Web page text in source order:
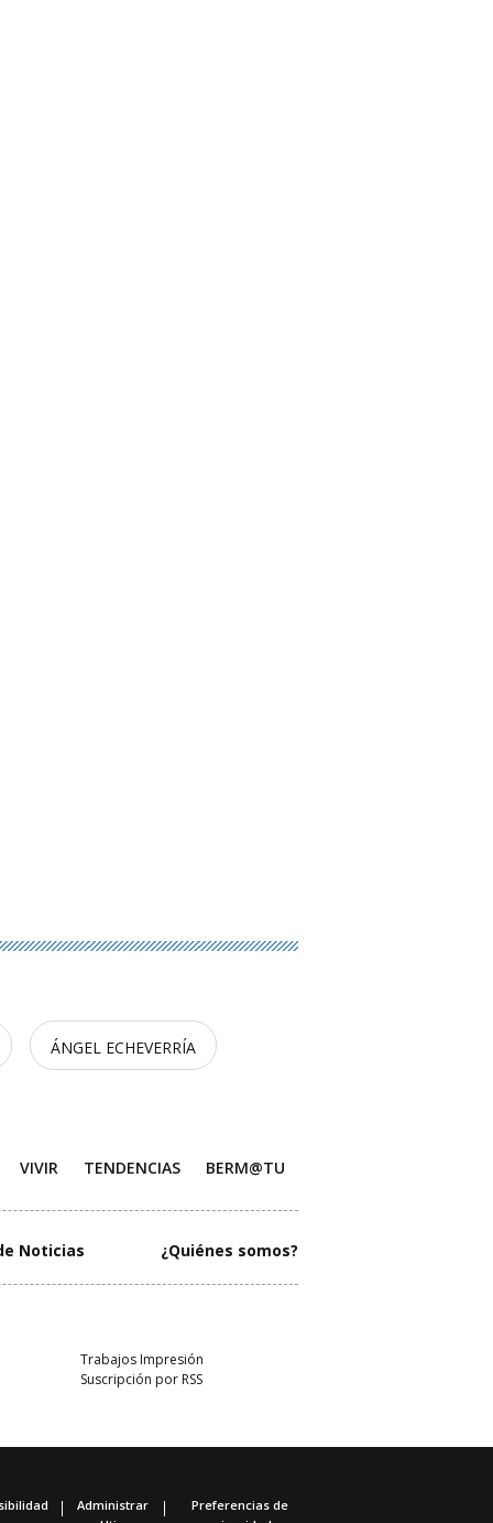
ÁNGEL ECHEVERRÍA
VIVIR TENDENCIAS BERM@TU
Noticias ¿Quiénes somos?
Trabajos Impresión
Suscripción por RSS
Administrar
Preferencias de